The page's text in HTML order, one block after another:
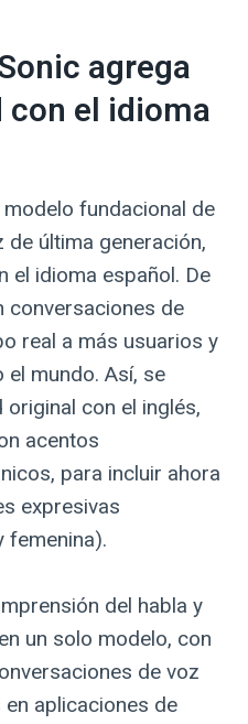
agrega
el idioma
fundacional de
última generación,
el idioma español. De
conversaciones de
real a más usuarios y
mundo. Así, se
con el inglés,
acentos
para incluir ahora
expresivas
femenina).
del habla y
un solo modelo, con
de voz
aplicaciones de